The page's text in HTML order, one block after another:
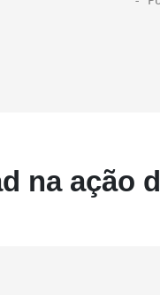
na ação